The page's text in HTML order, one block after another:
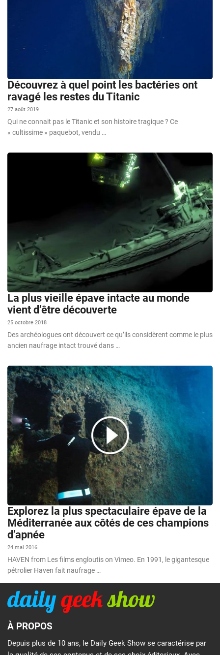
Découvrez à quel point les bactéries ont
ravagé les restes du Titanic
27 août 2019
Qui ne connait pas le Titanic et son histoire tragique ? Ce
« cultissime » paquebot, vendu …
La plus vieille épave intacte au monde
vient d’être découverte
25 octobre 2018
Des archéologues ont découvert ce qu’ils considèrent comme le plus
ancien naufrage intact trouvé dans …
Explorez la plus spectaculaire épave de la
Méditerranée aux côtés de ces champions
d’apnée
24 mai 2016
HAVEN from Les films engloutis on Vimeo. En 1991, le gigantesque
pétrolier Haven fait naufrage …
À PROPOS
Depuis plus de 10 ans, le Daily Geek Show se caractérise par